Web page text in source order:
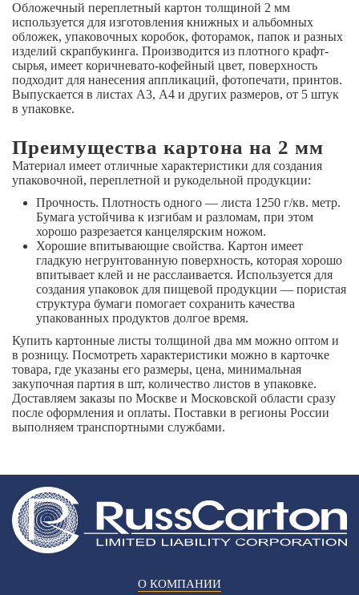
Обложечный переплетный картон толщиной 2 мм
используется для изготовления книжных и альбомных
обложек, упаковочных коробок, фоторамок, папок и разных
изделий скрапбукинга. Производится из плотного крафт-
сырья, имеет коричневато-кофейный цвет, поверхность
подходит для нанесения аппликаций, фотопечати, принтов.
Выпускается в листах А3, А4 и других размеров, от 5 штук
в упаковке.
Преимущества картона на 2 мм
Материал имеет отличные характеристики для создания
упаковочной, переплетной и рукодельной продукции:
Прочность. Плотность одного — листа 1250 г/кв. метр.
Бумага устойчива к изгибам и разломам, при этом
хорошо разрезается канцелярским ножом.
Хорошие впитывающие свойства. Картон имеет
гладкую негрунтованную поверхность, которая хорошо
впитывает клей и не расслаивается. Используется для
создания упаковок для пищевой продукции — пористая
структура бумаги помогает сохранить качества
упакованных продуктов долгое время.
Купить картонные листы толщиной два мм можно оптом и
в розницу. Посмотреть характеристики можно в карточке
товара, где указаны его размеры, цена, минимальная
закупочная партия в шт, количество листов в упаковке.
Доставляем заказы по Москве и Московской области сразу
после оформления и оплаты. Поставки в регионы России
выполняем транспортными службами.
О КОМПАНИИ